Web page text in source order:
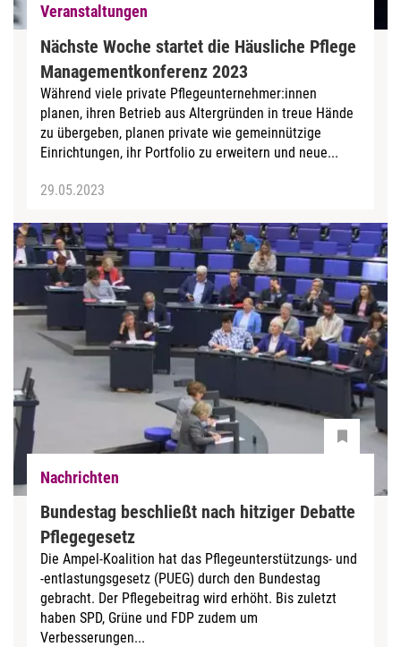
Veranstaltungen
Nächste Woche startet die Häusliche Pflege
Managementkonferenz 2023
Während viele private Pflegeunternehmer:innen
planen, ihren Betrieb aus Altergründen in treue Hände
zu übergeben, planen private wie gemeinnützige
Einrichtungen, ihr Portfolio zu erweitern und neue...
29.05.2023
Nachrichten
Bundestag beschließt nach hitziger Debatte
Pflegegesetz
Die Ampel-Koalition hat das Pflegeunterstützungs- und
-entlastungsgesetz (PUEG) durch den Bundestag
gebracht. Der Pflegebeitrag wird erhöht. Bis zuletzt
haben SPD, Grüne und FDP zudem um
Verbesserungen...